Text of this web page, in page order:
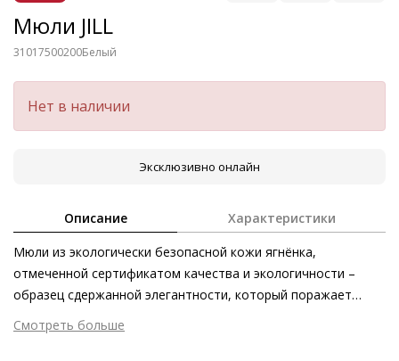
Мюли JILL
31017500200Белый
Нет в наличии
Эксклюзивно онлайн
Описание Характеристики
Мюли из экологически безопасной кожи ягнёнка,
отмеченной сертификатом качества и экологичности –
образец сдержанной элегантности, который поражает
универсальностью. Вряд ли найдётся наряд, который не
гармонировал бы с этими мюлями на плоской кожаной
Смотреть больше